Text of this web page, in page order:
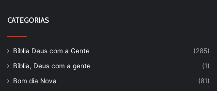
CATEGORIAS
Bíblia Deus com a Gente
(285)
Bíblia, Deus com a gente
(1)
Bom dia Nova
(81)